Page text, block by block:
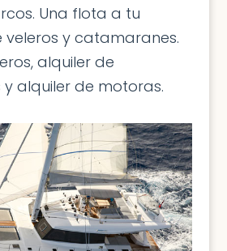
Una flota a tu
veleros y catamaranes.
alquiler de
alquiler de motoras.